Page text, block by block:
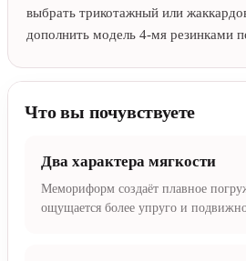
выбрать трикотажный или
дополнить модель 4-мя резинками
Что вы почувствуете
Два характера мягкости
Мемориформ создаёт плавное
ощущается более упруго и